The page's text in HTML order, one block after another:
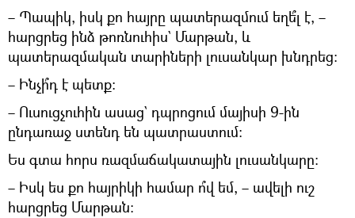
– Պապիկ, իսկ քո հայրը պատերազմում եղե՞լ է, –
հարցրեց ինձ թոռնուհիս` Մարթան, և
պատերազմական տարիների լուսանկար խնդրեց։
– Ինչի՞դ է պետք։
– Ուսուցչուհին ասաց` դպրոցում մայիսի 9-ին
ընդառաջ ստենդ են պատրաստում։
Ես գտա հորս ռազմաճակատային լուսանկարը։
– Իսկ ես քո հայրիկի համար ո՞վ եմ, – ավելի ուշ
հարցրեց Մարթան։